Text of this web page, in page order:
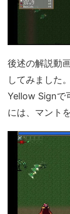
後述の解説動
してみました。
Yellow Signで
には、マント